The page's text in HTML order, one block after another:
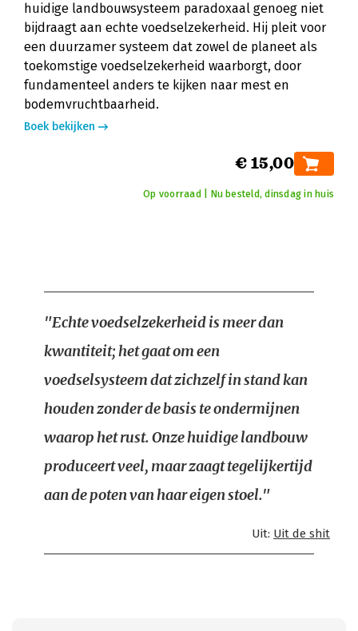
huidige landbouwsysteem paradoxaal genoeg niet
bijdraagt aan echte voedselzekerheid. Hij pleit voor
een duurzamer systeem dat zowel de planeet als
toekomstige voedselzekerheid waarborgt, door
fundamenteel anders te kijken naar mest en
bodemvruchtbaarheid.
Boek bekijken
€ 15,00
Op voorraad | Nu besteld, dinsdag in huis
"Echte voedselzekerheid is meer dan
kwantiteit; het gaat om een
voedselsysteem dat zichzelf in stand kan
houden zonder de basis te ondermijnen
waarop het rust. Onze huidige landbouw
produceert veel, maar zaagt tegelijkertijd
aan de poten van haar eigen stoel."
Uit: Uit de shit